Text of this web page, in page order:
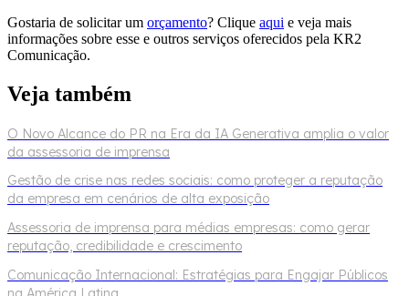
Gostaria de solicitar um orçamento? Clique aqui e veja mais
informações sobre esse e outros serviços oferecidos pela KR2
Comunicação.
Veja também
O Novo Alcance do PR na Era da IA Generativa amplia o valor
da assessoria de imprensa
Gestão de crise nas redes sociais: como proteger a reputação
da empresa em cenários de alta exposição
Assessoria de imprensa para médias empresas: como gerar
reputação, credibilidade e crescimento
Comunicação Internacional: Estratégias para Engajar Públicos